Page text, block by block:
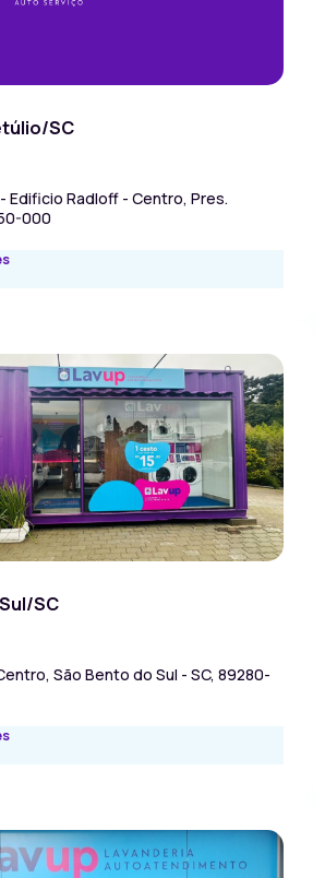
SC
- Edificio Radloff - Centro, Pres.
000
SC
São Bento do Sul - SC, 89280-